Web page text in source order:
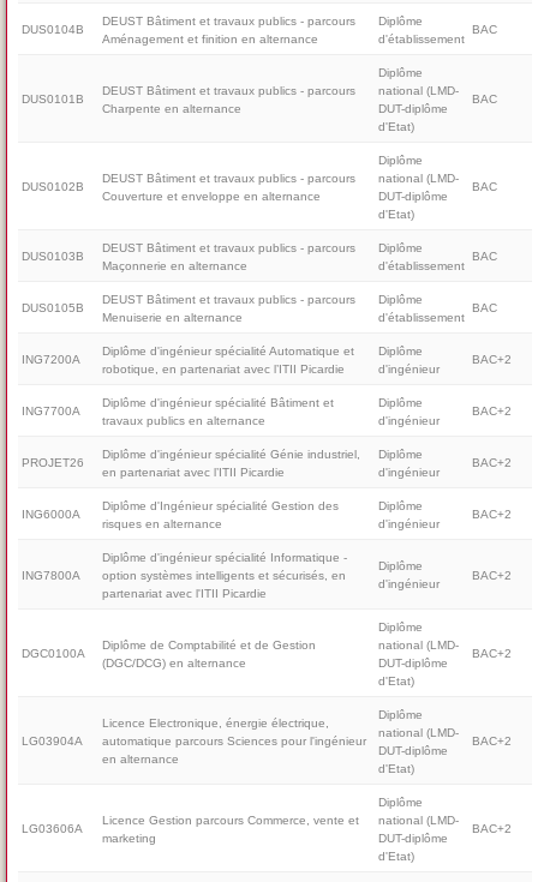
DUS0104B
DEUST Bâtiment et travaux publics - parcours
Aménagement et finition en alternance
Diplôme
d'établissement
BAC
DUS0101B
DEUST Bâtiment et travaux publics - parcours
Charpente en alternance
Diplôme
national (LMD-
DUT-diplôme
d'Etat)
BAC
DUS0102B
DEUST Bâtiment et travaux publics - parcours
Couverture et enveloppe en alternance
Diplôme
national (LMD-
DUT-diplôme
d'Etat)
BAC
DUS0103B
DEUST Bâtiment et travaux publics - parcours
Maçonnerie en alternance
Diplôme
d'établissement
BAC
DUS0105B
DEUST Bâtiment et travaux publics - parcours
Menuiserie en alternance
Diplôme
d'établissement
BAC
ING7200A
Diplôme d'ingénieur spécialité Automatique et
robotique, en partenariat avec l’ITII Picardie
Diplôme
d'ingénieur
BAC+2
ING7700A
Diplôme d'ingénieur spécialité Bâtiment et
travaux publics en alternance
Diplôme
d'ingénieur
BAC+2
PROJET26
Diplôme d'ingénieur spécialité Génie industriel,
en partenariat avec l’ITII Picardie
Diplôme
d'ingénieur
BAC+2
ING6000A
Diplôme d'Ingénieur spécialité Gestion des
risques en alternance
Diplôme
d'ingénieur
BAC+2
ING7800A
Diplôme d'ingénieur spécialité Informatique -
option systèmes intelligents et sécurisés, en
partenariat avec l'ITII Picardie
Diplôme
d'ingénieur
BAC+2
DGC0100A
Diplôme de Comptabilité et de Gestion
(DGC/DCG) en alternance
Diplôme
national (LMD-
DUT-diplôme
d'Etat)
BAC+2
LG03904A
Licence Electronique, énergie électrique,
automatique parcours Sciences pour l'ingénieur
en alternance
Diplôme
national (LMD-
DUT-diplôme
d'Etat)
BAC+2
LG03606A
Licence Gestion parcours Commerce, vente et
marketing
Diplôme
national (LMD-
DUT-diplôme
d'Etat)
BAC+2